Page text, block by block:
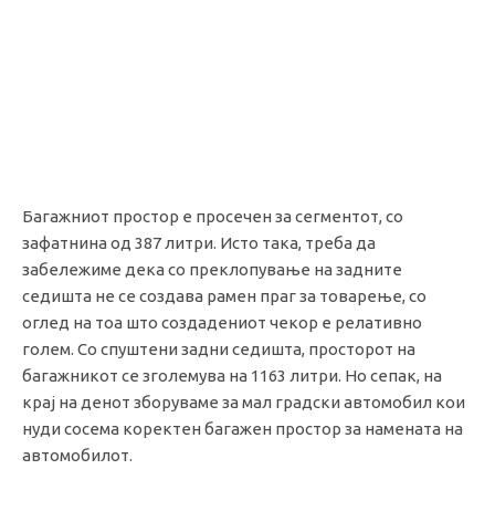
Багажниот простор е просечен за сегментот, со
зафатнина од 387 литри. Исто така, треба да
забележиме дека со преклопување на задните
седишта не се создава рамен праг за товарење, со
оглед на тоа што создадениот чекор е релативно
голем. Со спуштени задни седишта, просторот на
багажникот се зголемува на 1163 литри. Но сепак, на
крај на денот зборуваме за мал градски автомобил кои
нуди сосема коректен багажен простор за намената на
автомобилот.